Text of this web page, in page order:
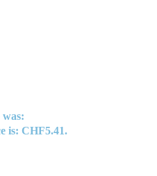
is: CHF5.41.